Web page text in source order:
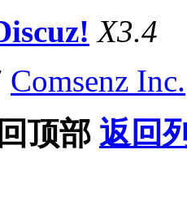
X3.4
Comsenz Inc.
顶部 返回